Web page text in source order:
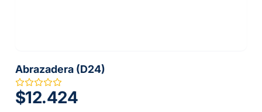
Abrazadera (D24)
$12.424